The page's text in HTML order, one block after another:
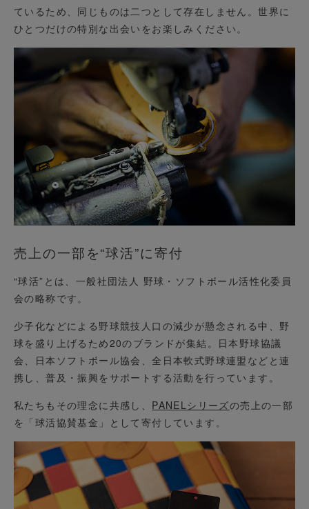
ているため、同じものは二つとして存在しません。世界に
ひとつだけの特別な出会いをお楽しみください。
売上の一部を“球活”に寄付
“球活”とは、一般社団法人 野球・ソフトボール活性化委員
会の略称です。
少子化などによる野球競技人口の減少が懸念される中、野
球を盛り上げるため20のブランドが集結。日本野球協議
会、日本ソフトボール協会、全日本軟式野球連盟などと連
携し、普及・振興をサポートする活動を行っています。
私たちもその理念に共感し、 PANELシリーズの売上の一部
を「球活協賛基金」として寄付しています。